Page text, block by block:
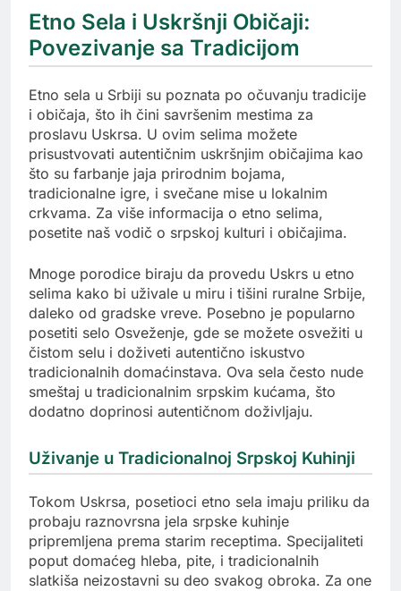
Etno Sela i Uskršnji Običaji:
Povezivanje sa Tradicijom
Etno sela u Srbiji su poznata po očuvanju tradicije
i običaja, što ih čini savršenim mestima za
proslavu Uskrsa. U ovim selima možete
prisustvovati autentičnim uskršnjim običajima kao
što su farbanje jaja prirodnim bojama,
tradicionalne igre, i svečane mise u lokalnim
crkvama. Za više informacija o etno selima,
posetite naš vodič o srpskoj kulturi i običajima.
Mnoge porodice biraju da provedu Uskrs u etno
selima kako bi uživale u miru i tišini ruralne Srbije,
daleko od gradske vreve. Posebno je popularno
posetiti selo Osveženje, gde se možete osvežiti u
čistom selu i doživeti autentično iskustvo
tradicionalnih domaćinstava. Ova sela često nude
smeštaj u tradicionalnim srpskim kućama, što
dodatno doprinosi autentičnom doživljaju.
Uživanje u Tradicionalnoj Srpskoj Kuhinji
Tokom Uskrsa, posetioci etno sela imaju priliku da
probaju raznovrsna jela srpske kuhinje
pripremljena prema starim receptima. Specijaliteti
poput domaćeg hleba, pite, i tradicionalnih
slatkiša neizostavni su deo svakog obroka. Za one